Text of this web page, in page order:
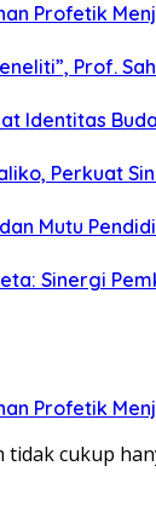
Profetik
Prof.
Identitas
Perkuat
Mutu
Sinergi
Profetik
cukup